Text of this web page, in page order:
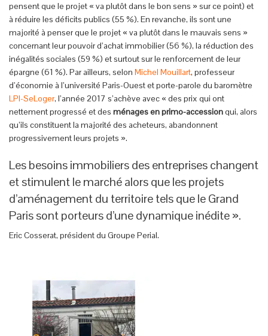
pensent que le projet « va plutôt dans le bon sens » sur ce point) et
à réduire les déficits publics (55 %). En revanche, ils sont une
majorité à penser que le projet « va plutôt dans le mauvais sens »
concernant leur pouvoir d’achat immobilier (56 %), la réduction des
inégalités sociales (59 %) et surtout sur le renforcement de leur
épargne (61 %). Par ailleurs, selon Michel Mouillart, professeur
d’économie à l’université Paris-Ouest et porte-parole du baromètre
LPI-SeLoger, l’année 2017 s’achève avec « des prix qui ont
nettement progressé et des ménages en primo-accessionqui, alors
qu’ils constituent la majorité des acheteurs, abandonnent
progressivement leurs projets ».
Les besoins immobiliers des entreprises changent
et stimulent le marché alors que les projets
d’aménagement du territoire tels que le Grand
Paris sont porteurs d’une dynamique inédite ».
Eric Cosserat, président du Groupe Perial.